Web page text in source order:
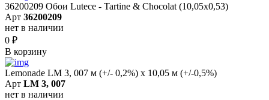
36200209 Обои Lutece - Tartine & Chocolat (10,05x0,53)
Арт 36200209
нет в наличии
0 ₽
В корзину
Lemonade LM 3, 007 м (+/- 0,2%) х 10,05 м (+/-0,5%)
Арт LM 3, 007
нет в наличии